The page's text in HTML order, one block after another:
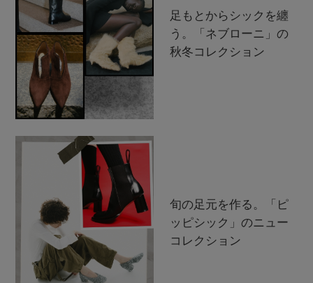
足もとからシックを纏
う。「ネブローニ」の
秋冬コレクション
旬の足元を作る。「ピ
ッピシック」のニュー
コレクション